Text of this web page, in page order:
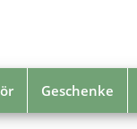
Geschenke